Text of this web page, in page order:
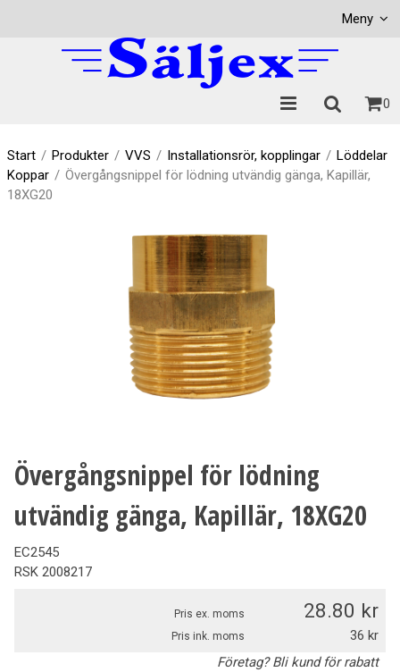
Meny
0
Start / Produkter / VVS / Installationsrör, kopplingar / Löddelar
Koppar / Övergångsnippel för lödning utvändig gänga, Kapillär,
18XG20
Övergångsnippel för lödning
utvändig gänga, Kapillär, 18XG20
EC2545
RSK 2008217
Pris ex. moms 28.80
Pris ink. moms
36
Företag? Bli kund för rabatt